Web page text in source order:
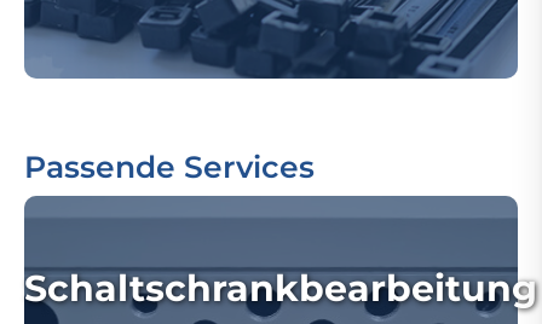
Passende Services
Schaltschrankbearbeitung